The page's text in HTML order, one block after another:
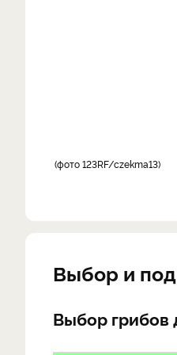
фото 123RF/czekma13
Выбор и
Выбор грибов